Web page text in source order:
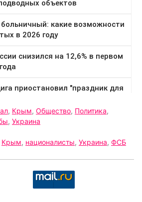
, Крым, Общество, Политика,
, Украина
Крым, националисты, Украина, ФСБ